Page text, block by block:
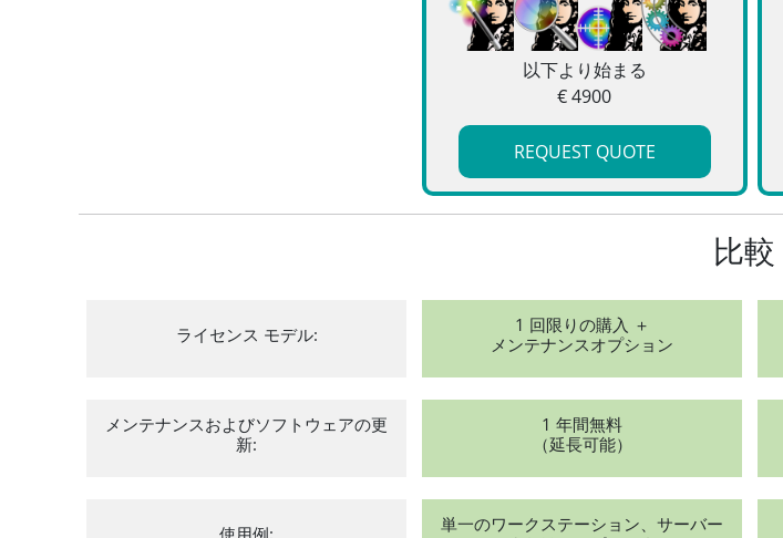
以下より始まる
€ 4900
REQUEST QUOTE
比較
ライセンス モデル:
1 回限りの購入 ＋
メンテナンスオプション
メンテナンスおよびソフトウェアの更
新:
1 年間無料
（延長可能）
単一のワークステーション、サーバー